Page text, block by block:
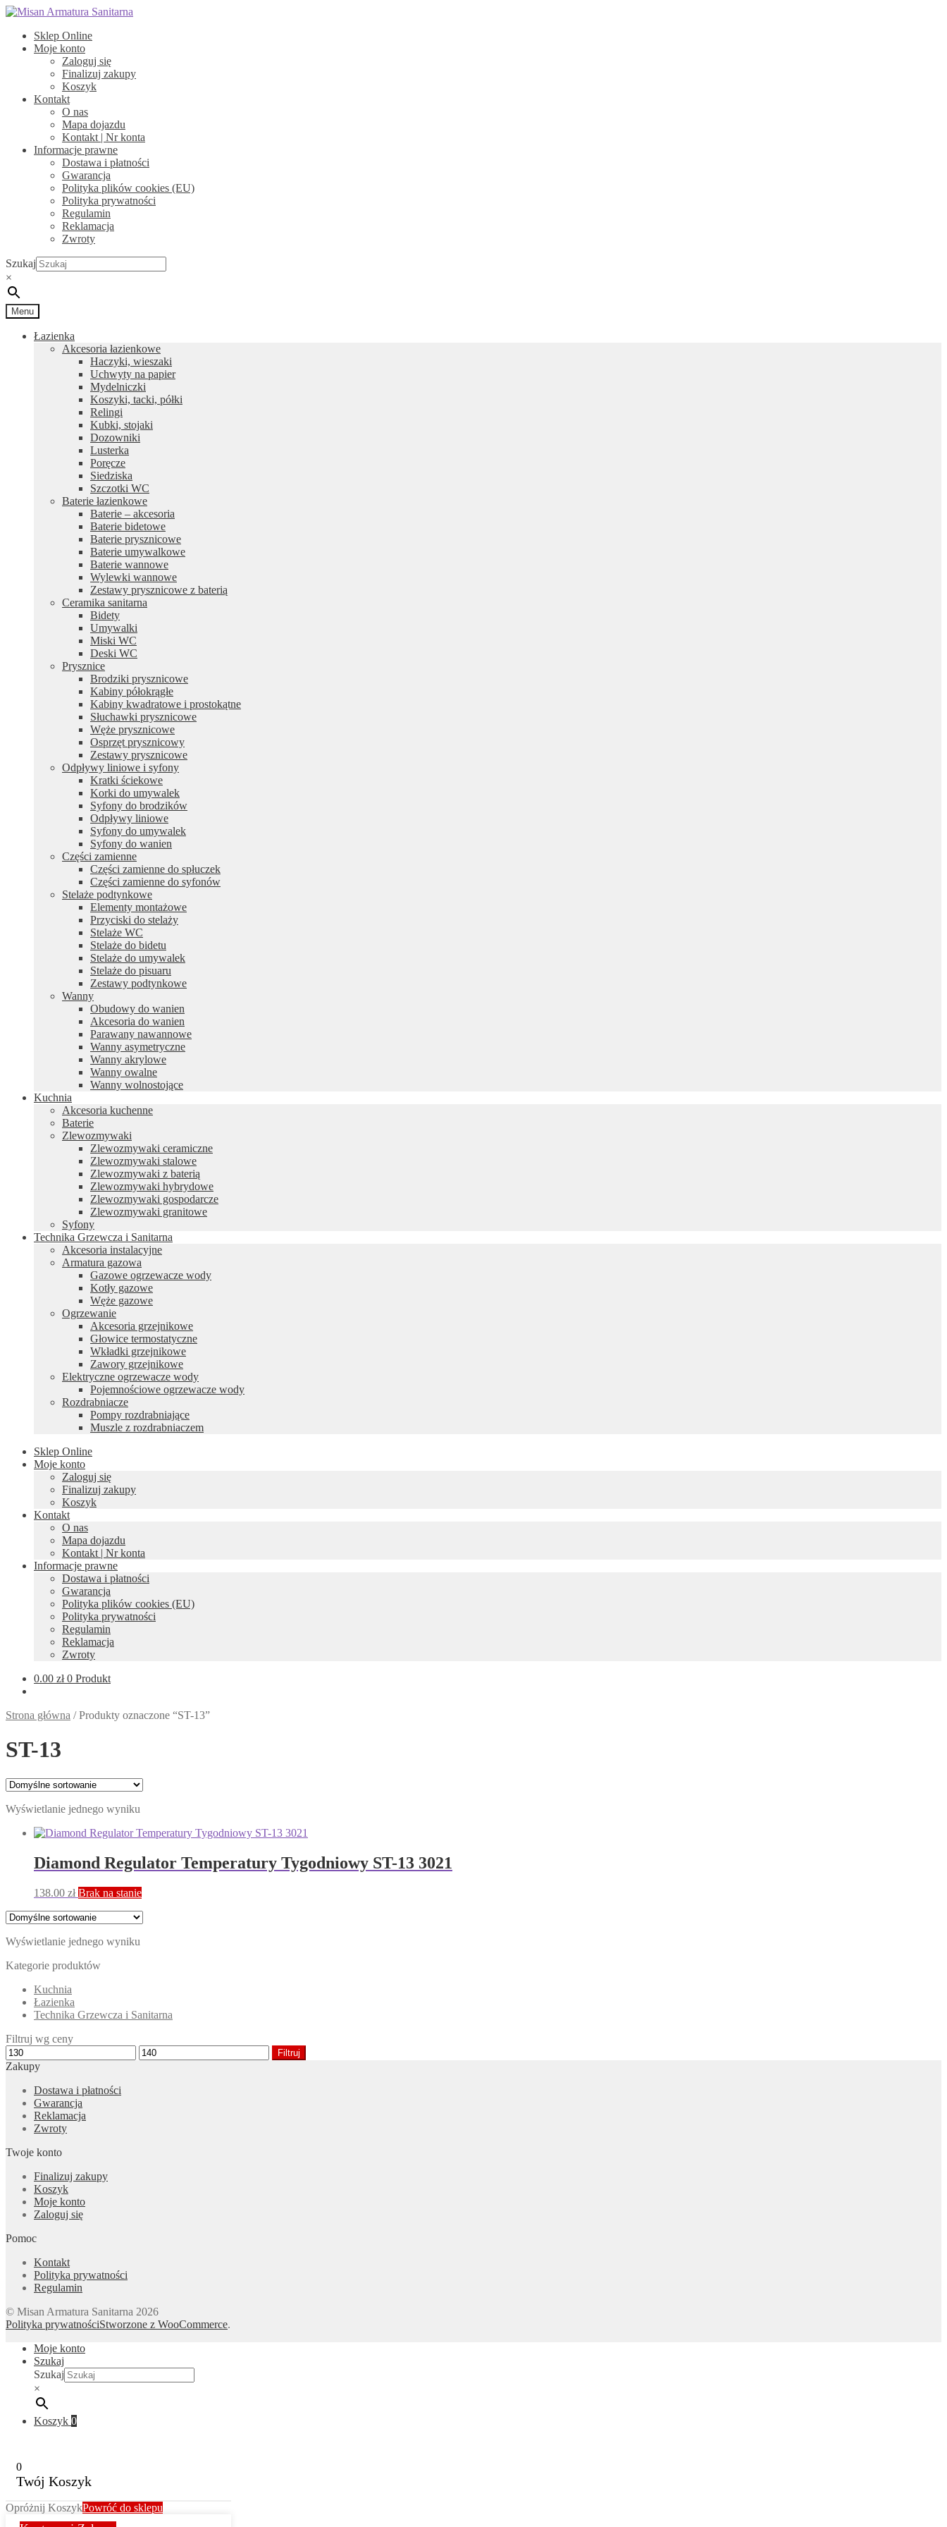
Przejdź
nawigacji
Przejdź
treści
Sklep Online
Moje konto
Zaloguj się
Finalizuj zakupy
Koszyk
Kontakt
O nas
Mapa dojazdu
Kontakt | Nr konta
Informacje prawne
Dostawa i płatności
Gwarancja
Polityka plików cookies (EU)
Polityka prywatności
Regulamin
Reklamacja
Zwroty
Szukaj
×
Menu
Łazienka
Akcesoria łazienkowe
Haczyki, wieszaki
Uchwyty na papier
Mydelniczki
Koszyki, tacki, półki
Relingi
Kubki, stojaki
Dozowniki
Lusterka
Poręcze
Siedziska
Szczotki WC
Baterie łazienkowe
Baterie – akcesoria
Baterie bidetowe
Baterie prysznicowe
Baterie umywalkowe
Baterie wannowe
Wylewki wannowe
Zestawy prysznicowe z baterią
Ceramika sanitarna
Bidety
Umywalki
Miski WC
Deski WC
Prysznice
Brodziki prysznicowe
Kabiny półokrągłe
Kabiny kwadratowe i prostokątne
Słuchawki prysznicowe
Węże prysznicowe
Osprzęt prysznicowy
Zestawy prysznicowe
Odpływy liniowe i syfony
Kratki ściekowe
Korki do umywalek
Syfony do brodzików
Odpływy liniowe
Syfony do umywalek
Syfony do wanien
Części zamienne
Części zamienne do spłuczek
Części zamienne do syfonów
Stelaże podtynkowe
Elementy montażowe
Przyciski do stelaży
Stelaże WC
Stelaże do bidetu
Stelaże do umywalek
Stelaże do pisuaru
Zestawy podtynkowe
Wanny
Obudowy do wanien
Akcesoria do wanien
Parawany nawannowe
Wanny asymetryczne
Wanny akrylowe
Wanny owalne
Wanny wolnostojące
Kuchnia
Akcesoria kuchenne
Baterie
Zlewozmywaki
Zlewozmywaki ceramiczne
Zlewozmywaki stalowe
Zlewozmywaki z baterią
Zlewozmywaki hybrydowe
Zlewozmywaki gospodarcze
Zlewozmywaki granitowe
Syfony
Technika Grzewcza i Sanitarna
Akcesoria instalacyjne
Armatura gazowa
Gazowe ogrzewacze wody
Kotły gazowe
Węże gazowe
Ogrzewanie
Akcesoria grzejnikowe
Głowice termostatyczne
Wkładki grzejnikowe
Zawory grzejnikowe
Elektryczne ogrzewacze wody
Pojemnościowe ogrzewacze wody
Rozdrabniacze
Pompy rozdrabniające
Muszle z rozdrabniaczem
Sklep Online
Moje konto
Zaloguj się
Finalizuj zakupy
Koszyk
Kontakt
O nas
Mapa dojazdu
Kontakt | Nr konta
Informacje prawne
Dostawa i płatności
Gwarancja
Polityka plików cookies (EU)
Polityka prywatności
Regulamin
Reklamacja
Zwroty
0.00 zł 0 Produkt
Strona główna /Produkty oznaczone “ST-13”
ST-13
Wyświetlanie jednego wyniku
Diamond Regulator Temperatury Tygodniowy ST-13 3021
138.00 zł Brak na stanie
Wyświetlanie jednego wyniku
Kategorie produktów
Kuchnia
Łazienka
Technika Grzewcza i Sanitarna
Filtruj wg ceny
Cena
min
Cena
max
Filtruj
Zakupy
Dostawa i płatności
Gwarancja
Reklamacja
Zwroty
Twoje konto
Finalizuj zakupy
Koszyk
Moje konto
Zaloguj się
Pomoc
Kontakt
Polityka prywatności
Regulamin
© Misan Armatura Sanitarna 2026
Polityka prywatnościStworzone z WooCommerce.
Moje konto
Szukaj
Szukaj
×
Koszyk 0
0
Twój Koszyk
Opróżnij KoszykPowróć do sklepu